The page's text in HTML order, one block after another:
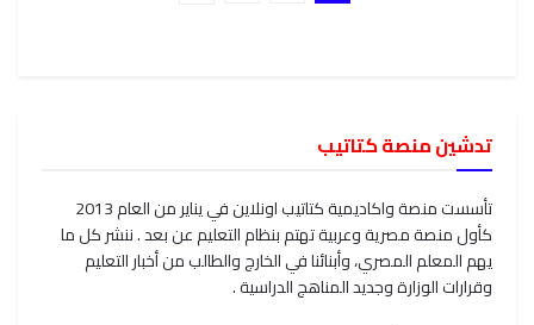
تدشين منصة كتاتيب
تأسست منصة واكاديمية كتاتيب اونلاين في يناير من العام 2013
كأول منصة مصرية وعربية تهتم بنظام التعليم عن بعد . ننشر كل ما
يهم المعلم المصري، وأبنائنا في الخارج والطالب من أخبار التعليم
وقرارات الوزارة وجديد المناهج الدراسية .